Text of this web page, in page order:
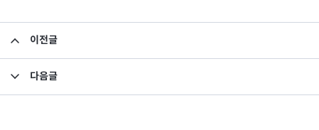
이전글
다음글